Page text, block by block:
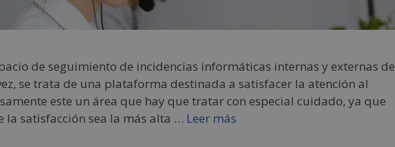
de seguimiento de incidencias informáticas internas y externas de
se trata de una plataforma destinada a satisfacer la atención al
este un área que hay que tratar con especial cuidado, ya que
la satisfacción sea la más alta … Leer más